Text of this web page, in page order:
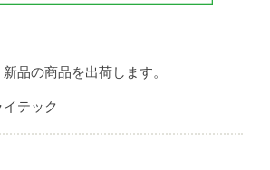
新品の商品を出荷します。
テック